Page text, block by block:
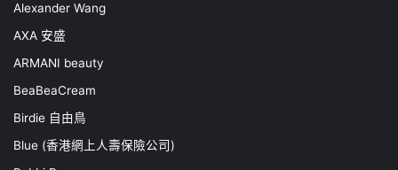
Alexander Wang
AXA 安盛
ARMANI beauty
BeaBeaCream
Birdie 自由鳥
Blue (香港網上人壽保險公司)